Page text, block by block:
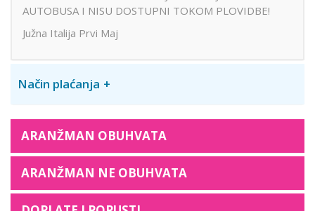
AUTOBUSA I NISU DOSTUPNI TOKOM PLOVIDBE!
Južna Italija Prvi Maj
Način plaćanja
ARANŽMAN OBUHVATA
ARANŽMAN NE OBUHVATA